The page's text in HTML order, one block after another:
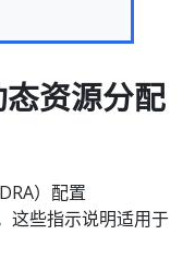
资源分配
）配置
这些指示说明适用于